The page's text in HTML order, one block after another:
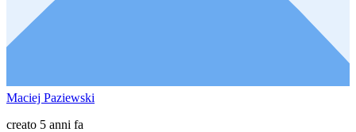
Maciej Paziewski
creato 5 anni fa